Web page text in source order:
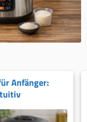
Anfänger: